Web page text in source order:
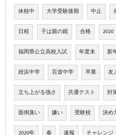
休校中 大学受験後期 中止
日程 子は親の鏡 合格 2020
福岡県公立高校入試 年度末 新
姪浜中学 百道中学 卒業 友
立ち上がる強さ 共通テスト 対
面倒臭い 嫌い 受験校 決め
2020年 春 速報 チャレンジ